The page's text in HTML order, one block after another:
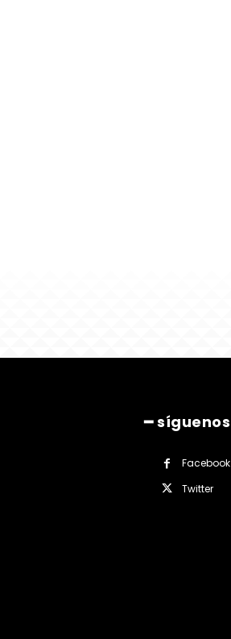
━ síguenos
Facebook
Twitter